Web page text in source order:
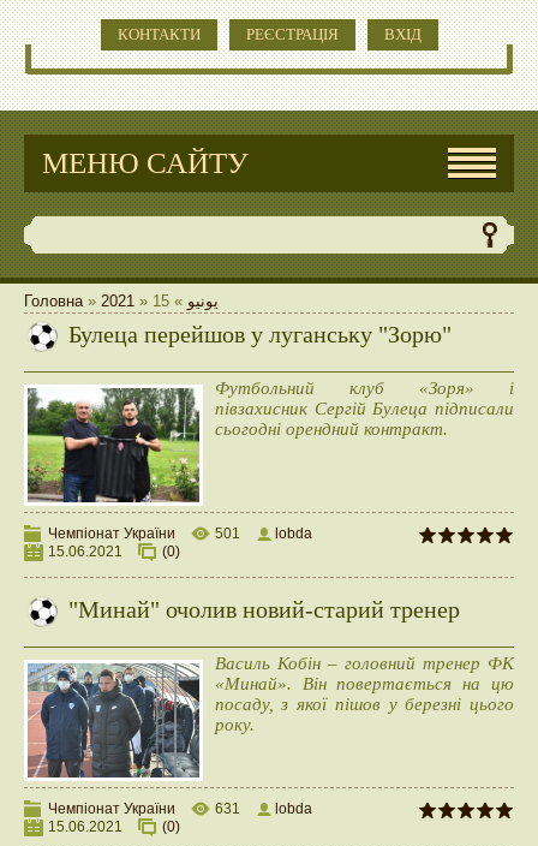
КОНТАКТИ РЕЄСТРАЦІЯ ВХІД
МЕНЮ САЙТУ
Головна» 2021 » يونيو »
15
Булеца перейшов у луганську "Зорю"
Футбольний клуб «Зоря» і
півзахисник Сергій Булеца підписали
сьогодні орендний контракт.
Чемпіонат України 501
lobda
15.06.2021
(0)
"Минай" очолив новий-старий тренер
Василь Кобін – головний тренер ФК
«Минай». Він повертається на цю
посаду, з якої пішов у березні цього
року.
Чемпіонат України 631
lobda
15.06.2021
(0)